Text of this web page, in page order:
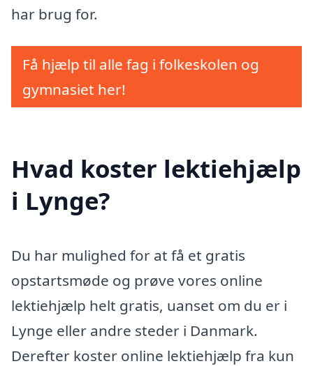
har brug for.
Få hjælp til alle fag i folkeskolen og
gymnasiet her!
Hvad koster lektiehjælp
i Lynge?
Du har mulighed for at få et gratis
opstartsmøde og prøve vores online
lektiehjælp helt gratis, uanset om du er i
Lynge eller andre steder i Danmark.
Derefter koster online lektiehjælp fra kun